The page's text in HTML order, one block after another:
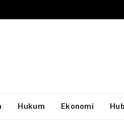
Hukum Ekonomi